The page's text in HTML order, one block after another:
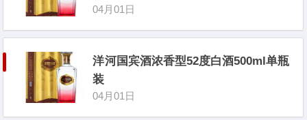
04月01日
洋河国宾酒浓香型52度白酒500ml单瓶
装
04月01日